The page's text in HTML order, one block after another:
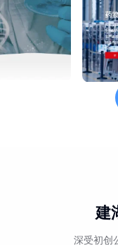
建
深受初创